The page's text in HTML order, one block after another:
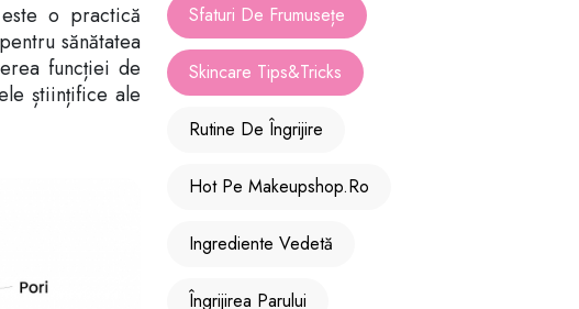
o practică
sănătatea
funcției de
științifice ale
Sfaturi De Frumusețe
Skincare Tips&Tricks
Rutine De Îngrijire
Hot Pe Makeupshop.ro
Ingrediente Vedetă
Îngrijirea Parului